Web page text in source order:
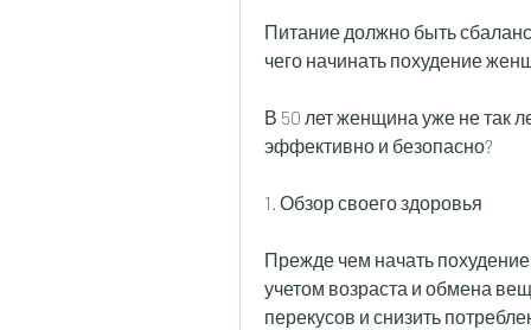
Питание должно быть
чего начинать похудение
В 50 лет женщина уже не так
эффективно и безопасно?
1. Обзор своего здоровья
Прежде чем начать
учетом возраста и обмена
перекусов и снизить